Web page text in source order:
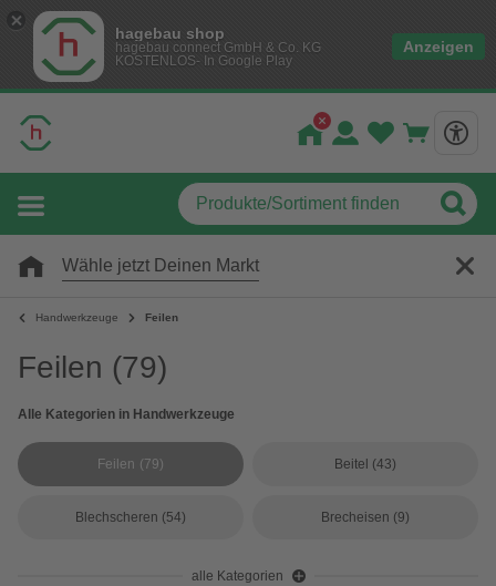
hagebau shop
hagebau connect GmbH & Co. KG
KOSTENLOS- In Google Play
Anzeigen
Wähle jetzt Deinen Markt
Handwerkzeuge Feilen
Feilen (79)
Alle Kategorien in Handwerkzeuge
Feilen (79) Beitel (43)
Blechscheren (54) Brecheisen (9)
alle Kategorien